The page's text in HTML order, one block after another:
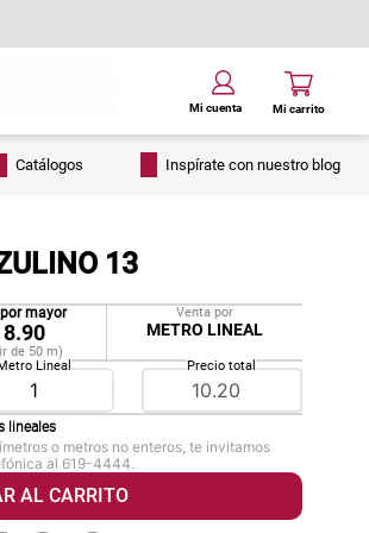
Catálogos Inspírate con nuestro blog
13
mayor
8.90
de 50 m)
Venta por
METRO LINEAL
Lineal Precio total
lineales
o metros no enteros, te invitamos
al 619-4444.
AL CARRITO